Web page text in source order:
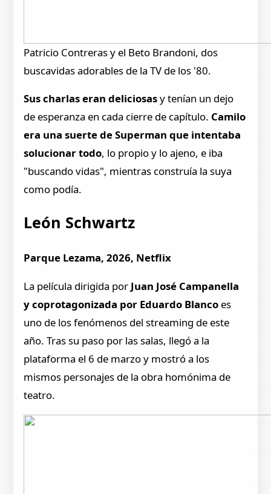
Patricio Contreras y el Beto Brandoni, dos
buscavidas adorables de la TV de los '80.
Sus charlas eran deliciosasy tenían un dejo
de esperanza en cada cierre de capítulo. Camilo
era una suerte de Superman que intentaba
solucionar todo, lo propio y lo ajeno, e iba
"buscando vidas", mientras construía la suya
como podía.
León Schwartz
Parque Lezama, 2026, Netflix
La película dirigida por Juan José Campanella
y coprotagonizada por Eduardo Blanco es
uno de los fenómenos del streaming de este
año. Tras su paso por las salas, llegó a la
plataforma el 6 de marzo y mostró a los
mismos personajes de la obra homónima de
teatro.